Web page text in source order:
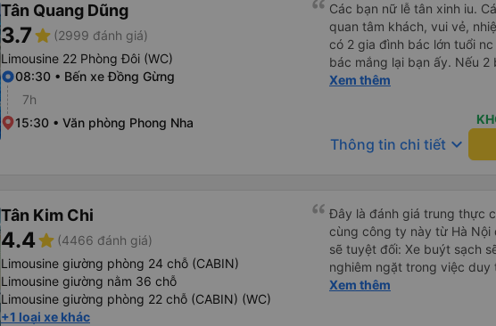
ký. Nhân viên chuyên
sao cho cả app Vexere và
triển để mang lại trải
Tân Quang Dũng
3.7star (2999 đánh giá)
Limousine 22 Phòng Đôi (WC)
08:30 • Bến xe Đồng Gừng
7h
15:30 • Văn phòng Phong Nha
Các bạn nữ lễ tân xinh iu.
quan tâm khách, vui vẻ, nhiệt tình. Trong
có 2 gia đình bác lớn tuổi
bác mắng lại bạn ấy. Nếu 2
ngược lại nha. Bạn ấy nhắc
nhau xuất hiện trong giấc mơ của mình luôn. Nên nếu
bị phản ánh thì đừng trừ
thì bảo bạn ấy liên hệ sđt
(một mình) yêu luôn.
lần xe rẽ 1 cái là ✈️ Ít đi xe
10/10.
Xem thêm
Thông tin chi tiết keyboard_arrow_down
Tân Kim Chi
4.4star (4466 đánh giá)
Limousine giường phòng 24 chỗ (CABIN)
Limousine giường nằm 36 chỗ
Limousine giường phòng 22 chỗ (CABIN) (WC)
+1 loại xe khác
Đây là đánh giá trung thực
cùng công ty này từ Hà
sẽ tuyệt đối: Xe buýt sạch
nghiêm ngặt trong việc
phép ăn trên xe. Đây là lần
Xem thêm